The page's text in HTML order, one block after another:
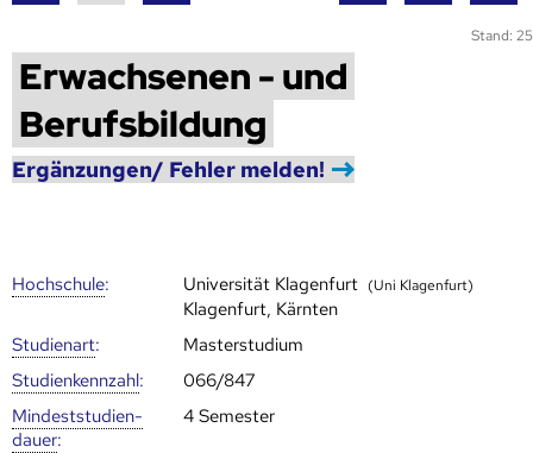
Stand:
Erwachsenen - und
Berufsbildung
Ergänzungen/ Fehler melden!
Hoch­schule: Universität Klagenfurt (Uni Klagenfurt)
Klagenfurt, Kärnten
Studienart:
Masterstudium
Studien­kenn­zahl:
066/847
Mindest­studien­
dauer:
4 Semester